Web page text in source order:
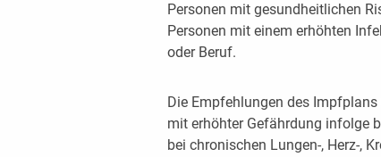
Personen mit gesundheitlichen
Personen mit einem erhöhten
oder Beruf.
Die Empfehlungen des
mit erhöhter Gefährdung infolge
bei chronischen Lungen-, Herz-,